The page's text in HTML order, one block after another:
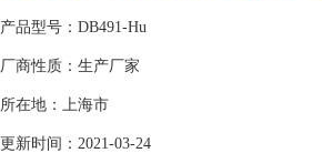
产品型号：DB491-Hu
厂商性质：生产厂家
所在地：上海市
更新时间：2021-03-24